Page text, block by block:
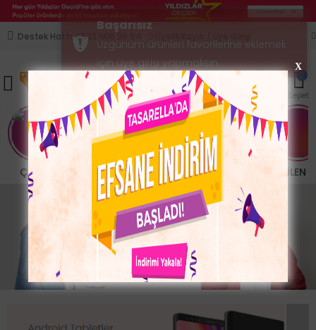
Destek Hattı: 0533 506 36 94
Mobil Menü Karşılaştırma Favorilerim Sepet
Çanta Giyim Mobilya
X